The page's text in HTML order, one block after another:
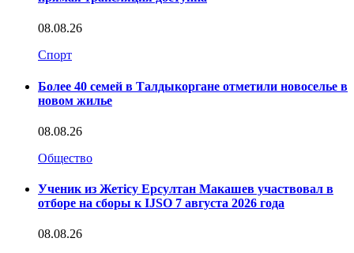
08.08.26
Спорт
Более 40 семей в Талдыкоргане отметили новоселье в
новом жилье
08.08.26
Общество
Ученик из Жетісу Ерсултан Макашев участвовал в
отборе на сборы к IJSO 7 августа 2026 года
08.08.26